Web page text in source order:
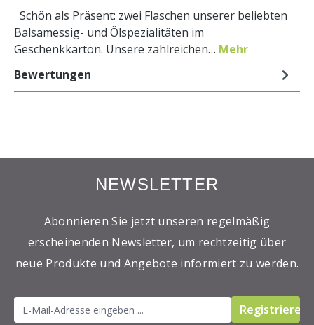
Schön als Präsent: zwei Flaschen unserer beliebten
Balsamessig- und Ölspezialitäten im
Geschenkkarton. Unsere zahlreichen… Mehr
Bewertungen
NEWSLETTER
Abonnieren Sie jetzt unseren regelmäßig
erscheinenden Newsletter, um rechtzeitig über
neue Produkte und Angebote informiert zu werden.
Registrieren